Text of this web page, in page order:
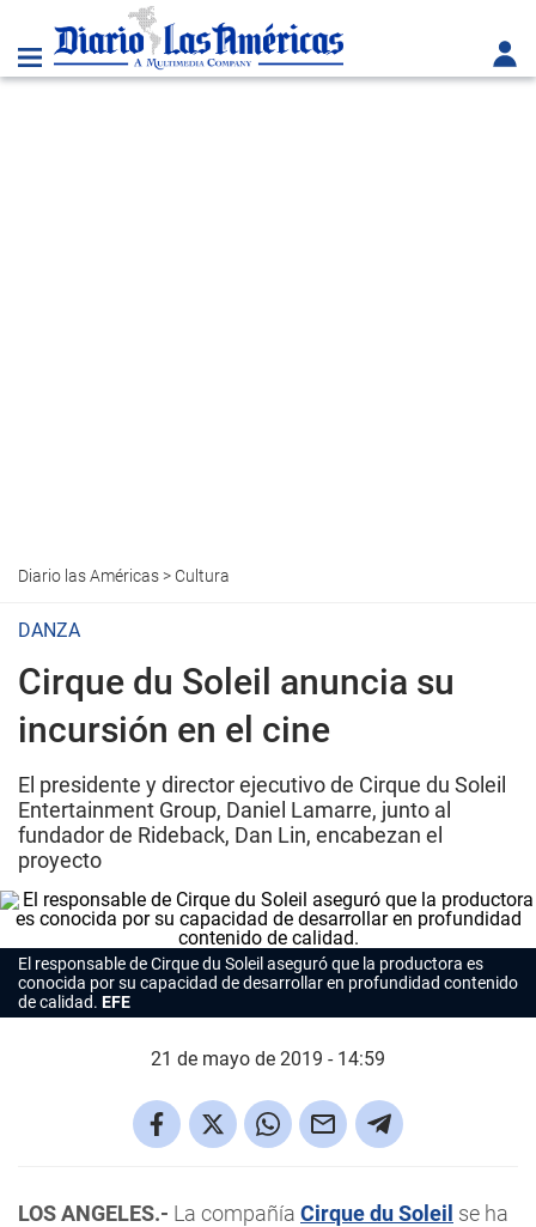
Diario las Américas> Cultura
DANZA
Cirque du Soleil anuncia su
incursión en el cine
El presidente y director ejecutivo de Cirque du Soleil
Entertainment Group, Daniel Lamarre, junto al
fundador de Rideback, Dan Lin, encabezan el
proyecto
El responsable de Cirque du Soleil aseguró que la productora es
conocida por su capacidad de desarrollar en profundidad contenido
de calidad. EFE
21 de mayo de 2019 - 14:59
LOS ANGELES.- La compañía Cirque du Soleil se ha